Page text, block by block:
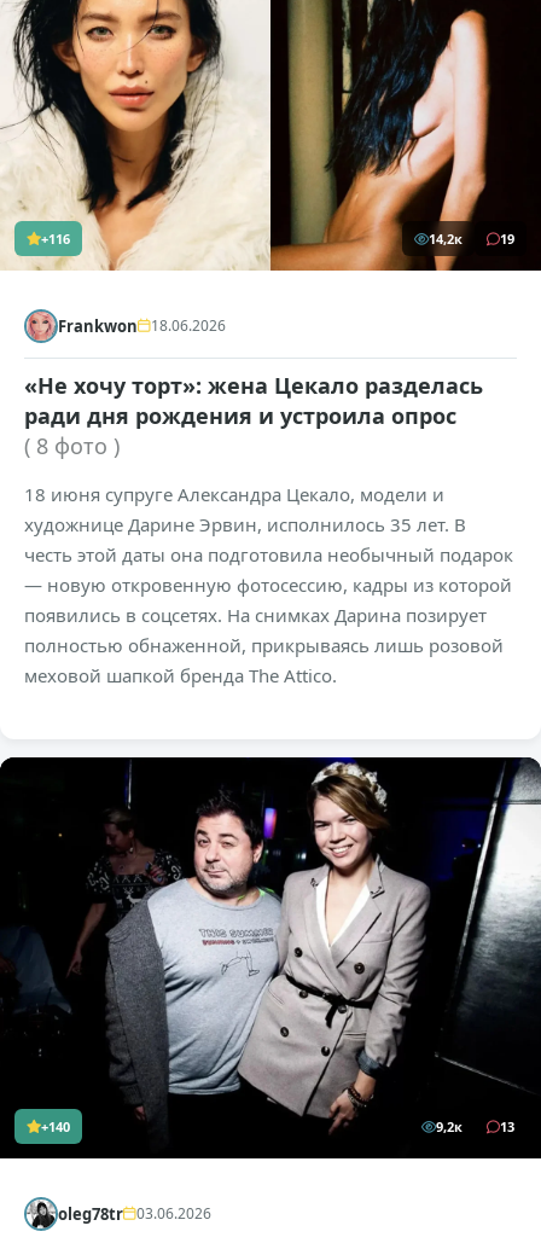
+116 14,2к 19
Frankwon 18.06.2026
«Не хочу торт»: жена Цекало разделась
ради дня рождения и устроила опрос
( 8 фото )
18 июня супруге Александра Цекало, модели и
художнице Дарине Эрвин, исполнилось 35 лет. В
честь этой даты она подготовила необычный подарок
— новую откровенную фотосессию, кадры из которой
появились в соцсетях. На снимках Дарина позирует
полностью обнаженной, прикрываясь лишь розовой
меховой шапкой бренда The Attico.
+140 9,2к 13
oleg78tr 03.06.2026